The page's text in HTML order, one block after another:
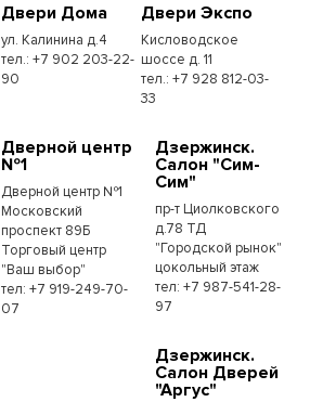
Двери Дома
ул. Калинина д.4
тел.: +7 902 203-22-
90
Двери Экспо
Кисловодское
шоссе д. 11
тел.: +7 928 812-03-
33
Дверной центр
№1
Дверной центр №1
Московский
проспект 89Б
Торговый центр
"Ваш выбор"
тел: +7 919-249-70-
07
Дзержинск.
Салон "Сим-
Сим"
пр-т Циолковского
д.78 ТД
"Городской рынок"
цокольный этаж
тел: +7 987-541-28-
97
Дзержинск.
Салон Дверей
"Аргус"